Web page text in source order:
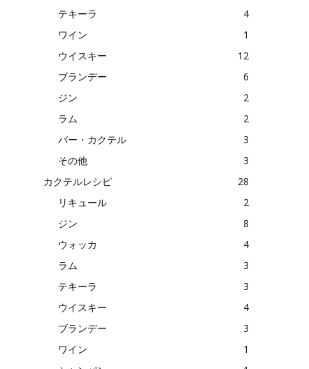
テキーラ
4
ワイン
1
ウイスキー
12
ブランデー
6
ジン
2
ラム
2
バー・カクテル
3
その他
3
カクテルレシピ
28
リキュール
2
ジン
8
ウォッカ
4
ラム
3
テキーラ
3
ウイスキー
4
ブランデー
3
ワイン
1